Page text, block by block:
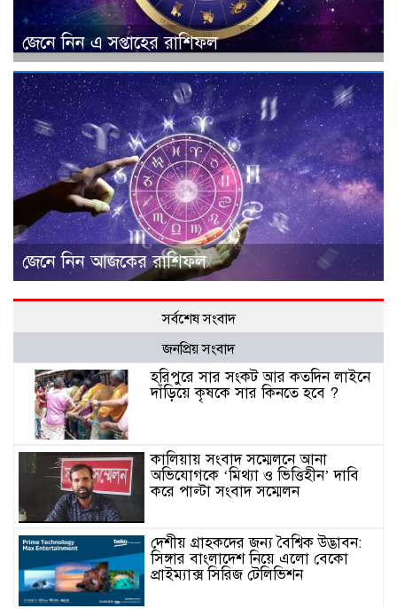
জেনে নিন এ সপ্তাহের রাশিফল
জেনে নিন আজকের রাশিফল
সর্বশেষ সংবাদ
জনপ্রিয় সংবাদ
হরিপুরে সার সংকট আর কতদিন লাইনে
দাঁড়িয়ে কৃষকে সার কিনতে হবে ?
কালিয়ায় সংবাদ সম্মেলনে আনা
অভিযোগকে ‘মিথ্যা ও ভিত্তিহীন’ দাবি
করে পাল্টা সংবাদ সম্মেলন
দেশীয় গ্রাহকদের জন্য বৈশ্বিক উদ্ভাবন:
সিঙ্গার বাংলাদেশ নিয়ে এলো বেকো
প্রাইম্যাক্স সিরিজ টেলিভিশন